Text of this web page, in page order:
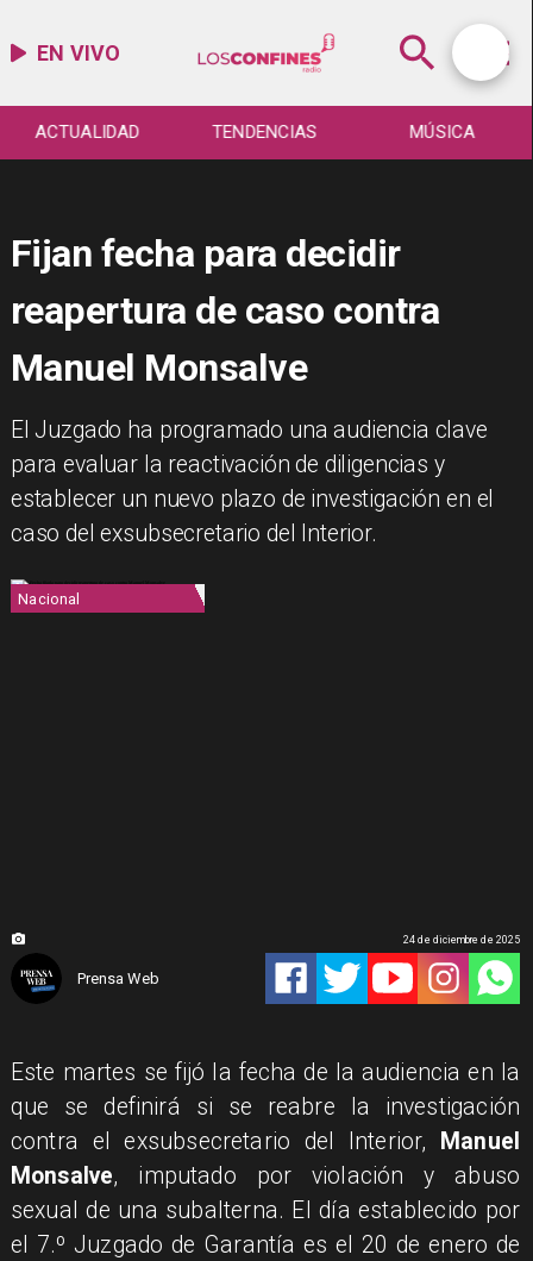
EN VIVO
ACTUALIDAD TENDENCIAS MÚSICA
Fijan fecha para decidir
reapertura de caso contra
Manuel Monsalve
El Juzgado ha programado una audiencia clave
para evaluar la reactivación de diligencias y
establecer un nuevo plazo de investigación en el
caso del exsubsecretario del Interior.
Nacional
Prensa Web
24 de diciembre de 2025
Este martes se fijó la fecha de la audiencia en la
que se definirá si se reabre la investigación
contra el exsubsecretario del Interior,
Manuel
Monsalve, imputado por violación y abuso
sexual de una subalterna. El día establecido por
el 7.º Juzgado de Garantía es el 20 de enero de